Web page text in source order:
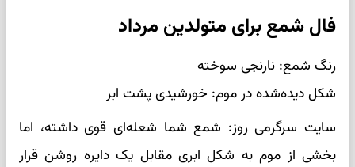
فال شمع برای متولدین مرداد
رنگ شمع: نارنجی سوخته
شکل دیده‌شده در موم: خورشیدی پشت ابر
سایت سرگرمی روز: شمع شما شعله‌ای قوی داشته، اما
بخشی از موم به شکل ابری مقابل یک دایره روشن قرار